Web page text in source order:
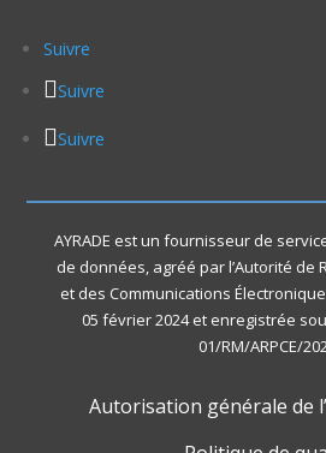
Suivre
Suivre
Suivre
AYRADE est un fournisseur de
de données, agréé par l’Autorité de
et des Communications
05 février 2024 et enregistrée
01/RM/ARPCE/
Autorisation générale de